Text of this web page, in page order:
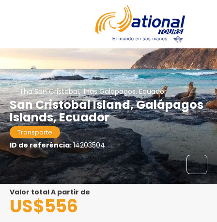
Ilha San Cristobal, Ilhas Galápagos, Equador
San Cristobal Island, Galápagos
Islands, Ecuador
Transporte
ID de referência:14203504
Valor total A partir de
US$556